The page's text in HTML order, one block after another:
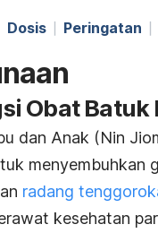
Dosis Peringatan
Obat Batuk
dan Anak (Nin
menyembuhkan
radang
kesehatan